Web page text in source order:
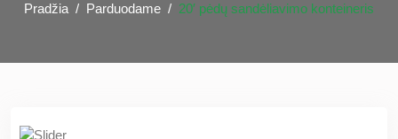
Pradžia Parduodame 20′ pėdų sandėliavimo konteineris